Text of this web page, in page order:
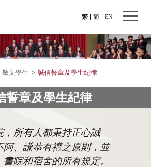
繁 EN
简
敬文學生 > 誠信誓章及學生紀律
誓章及學生紀律
，所有人都秉持正心誠
阿、謙恭有禮之原則，並
書院和宿舍的所有規定。